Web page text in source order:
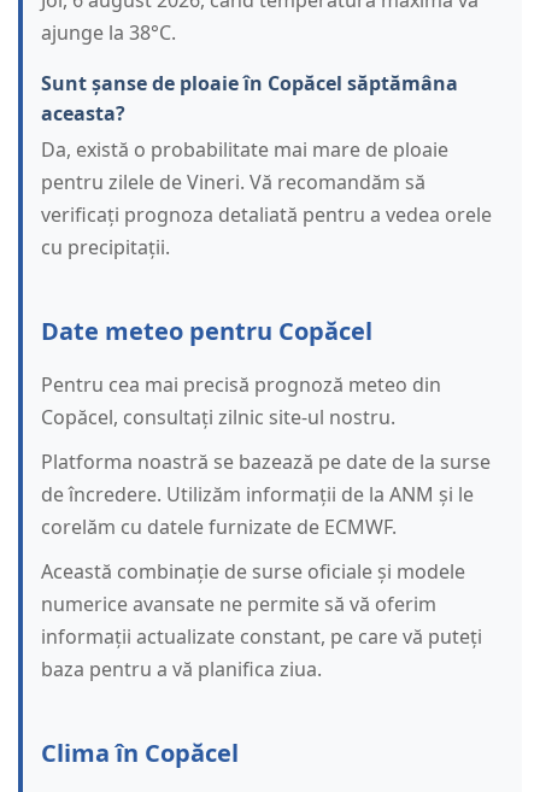
ajunge la 38°C.
Sunt șanse de ploaie în Copăcel săptămâna
aceasta?
Da, există o probabilitate mai mare de ploaie
pentru zilele de Vineri. Vă recomandăm să
verificați prognoza detaliată pentru a vedea orele
cu precipitații.
Date meteo pentru Copăcel
Pentru cea mai precisă prognoză meteo din
Copăcel, consultați zilnic site-ul nostru.
Platforma noastră se bazează pe date de la surse
de încredere. Utilizăm informații de la ANM și le
corelăm cu datele furnizate de ECMWF.
Această combinație de surse oficiale și modele
numerice avansate ne permite să vă oferim
informații actualizate constant, pe care vă puteți
baza pentru a vă planifica ziua.
Clima în Copăcel